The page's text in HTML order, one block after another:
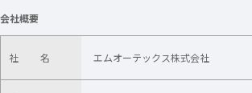
会社概要
社 名 エムオーテックス株式会社